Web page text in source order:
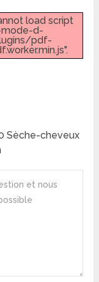
load script
d-
pdf-
Sèche-cheveux